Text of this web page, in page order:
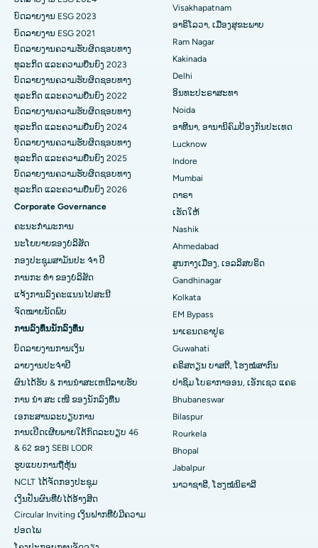
ໂຮງໝໍທີ່ດີທີ່ສຸດໃນ CBD Belapur, Navi Mumbai
ໂຮງໝໍທີ່ດີທີ່ສຸດໃນ Panchavati, Nashik
ໂຮງໝໍທີ່ດີທີ່ສຸດໃນ Secunderabad, Hyderabad
ໂຮງໝໍທີ່ດີທີ່ສຸດໃນ Seshadripuram, Bangalore
ໂຮງໝໍທີ່ດີທີ່ສຸດໃນ Waltair Main Road, Visakhapatnam
ໂຮງຫມໍທີ່ດີທີ່ສຸດໃນ Subhash Nagar Road, Karimnagar
ໂຮງຫມໍທີ່ດີທີ່ສຸດໃນ Managari, Karaikudi
ໂຮງໝໍທີ່ດີທີ່ສຸດໃນ Arepally, Warangal
ໂຮງໝໍທີ່ດີທີ່ສຸດໃນ Arera Colony, Bhopal
ໂຮງຫມໍທີ່ດີທີ່ສຸດໃນ Jayanagar, Bangalore
ໂຮງໝໍທີ່ດີທີ່ສຸດໃນ KK Nagar, Madurai
ໂຮງຫມໍທີ່ດີທີ່ສຸດໃນ Ramji Nagar, Nellore
ໂຮງຫມໍທີ່ດີທີ່ສຸດໃນ Sector-19, Rourkela
ໂຮງໝໍທີ່ດີທີ່ສຸດໃນ Swargate, Pune
ໂຮງໝໍມະເຮັງແມ່ຍິງທີ່ດີທີ່ສຸດໃນພາກໃຕ້ຂອງເດລີ
ການຜ່າຕັດ Cytoreductive
ເຊລາມິກການທົດແທນຫົວເຂົ່າທັງຫມົດ
ERCP
ບົດລາຍງານ ESG 2023
ບົດລາຍງານ ESG 2021
ບົດລາຍງານຄວາມຮັບຜິດຊອບທາງ
ທຸລະກິດ ແລະຄວາມຍືນຍົງ 2023
ບົດລາຍງານຄວາມຮັບຜິດຊອບທາງ
ທຸລະກິດ ແລະຄວາມຍືນຍົງ 2022
ບົດລາຍງານຄວາມຮັບຜິດຊອບທາງ
ທຸລະກິດ ແລະຄວາມຍືນຍົງ 2024
ບົດລາຍງານຄວາມຮັບຜິດຊອບທາງ
ທຸລະກິດ ແລະຄວາມຍືນຍົງ 2025
ບົດລາຍງານຄວາມຮັບຜິດຊອບທາງ
ທຸລະກິດ ແລະຄວາມຍືນຍົງ 2026
Corporate Governance
ຄະນະກໍາມະການ
ນະໂຍບາຍຂອງບໍລິສັດ
ກອງປະຊຸມສາມັນປະ ຈຳ ປີ
ການກະ ທຳ ຂອງບໍລິສັດ
ແຈ້ງການລົງຄະແນນໄປສະນີ
ຈົດໝາຍນັດພົບ
ການລົງທຶນນັກລົງທຶນ
ບົດລາຍງານການເງິນ
ລາຍງານປະຈໍາປີ
ຜົນໄດ້ຮັບ & ການນໍາສະເຫນີລາຍຮັບ
ການ ນຳ ສະ ເໜີ ຂອງນັກລົງທືນ
ເອກະສານລະບຽບການ
ການເປີດເຜີຍພາຍໃຕ້ກົດລະບຽບ 46
& 62 ຂອງ SEBI LODR
ຮູບແບບການຖືຫຸ້ນ
NCLT ໄດ້​ຈັດ​ກອງ​ປະ​ຊຸມ​
ເງິນປັນຜົນທີ່ບໍ່ໄດ້ອ້າງສິດ
Circular Inviting ເງິນຝາກທີ່ບໍ່ມີຄວາມ
ປອດໄພ
Visakhapatnam
ອາຣິໂລວາ, ເມືອງສຸຂະພາບ
Ram Nagar
Kakinada
Delhi
ອິນທະປະຣາສະທາ
Noida
ອາທີນາ, ອານານິຄົມປ້ອງກັນປະເທດ
Lucknow
Indore
Mumbai
ດາຣາ
ເຮັດໃຫ້
Nashik
Ahmedabad
ສູນກາງເມືອງ, ເອລລິສບຣິດ
Gandhinagar
Kolkata
EM Bypass
ນາເຣນດຣາປູຣ
Guwahati
ຄຣິສຕຽນ ບາສຕີ, ໂຮງໝໍສາກົນ
ປາຊິມ ໂບຣາກາອອນ, ເອັກເຊວ ແຄຣ
Bhubaneswar
Bilaspur
Rourkela
Bhopal
Jabalpur
ນາວາຊາຣີ, ໂຮງໝໍນິຣາລີ